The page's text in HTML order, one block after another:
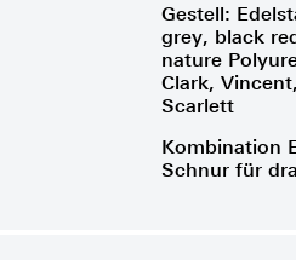
Gestell:
grey, black
nature
Clark,
Scarlett
Kombination
Schnur für